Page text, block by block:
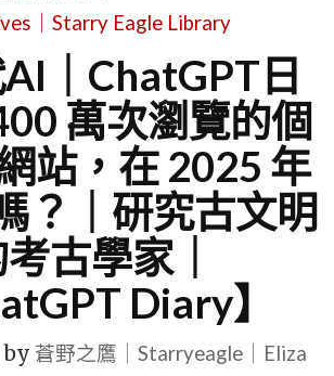
｜Starry Eagle Library
｜ChatGPT日
萬次瀏覽的個
站，在 2025 年
？｜研究古文明
古學家｜
Diary】
by 蒼野之鷹｜Starryeagle｜Eliza